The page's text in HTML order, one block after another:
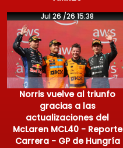
Jul 26 /26 15:38
Norris vuelve al triunfo
gracias a las
actualizaciones del
McLaren MCL40 - Reporte
Carrera - GP de Hungría